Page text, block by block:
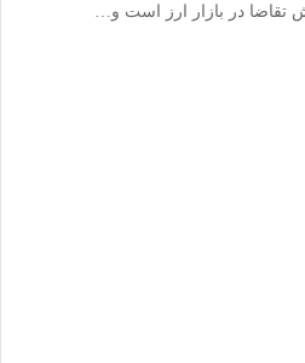
تقاضا در بازار ارز است و…